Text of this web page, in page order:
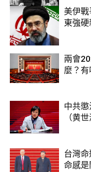
美伊
東強硬
兩會
麼？有
中共
（黄世
台灣
命感是